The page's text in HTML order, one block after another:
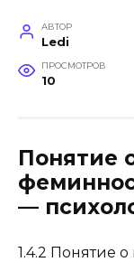
АВТОР
Ledi
ПРОСМОТРОВ
10
Понятие
—
1.4.2 Понятие